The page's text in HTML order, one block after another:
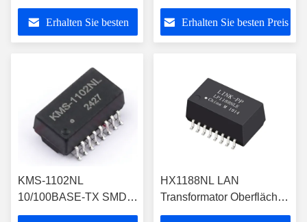
10/100BASE-TX
Automotive SMD
Erhalten Sie besten
Transformator in
Industriequalität
Erhalten Sie besten Preis
KMS-1102NL
10/100BASE-TX SMD
LAN Transformer 350uH
HX1188NL LAN
Transformator Oberfläche
montiert 10/100 Basis-T